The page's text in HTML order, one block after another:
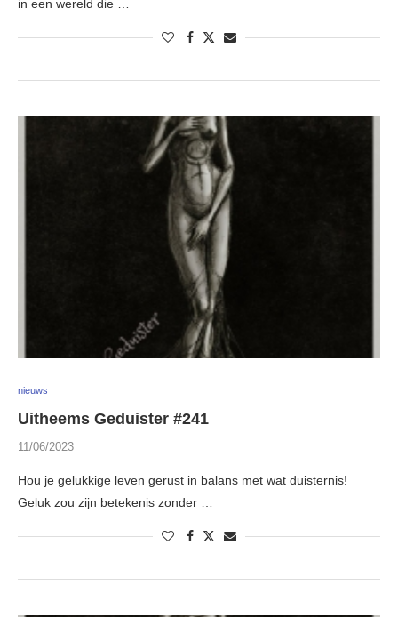
in een wereld die …
nieuws
Uitheems Geduister #241
11/06/2023
Hou je gelukkige leven gerust in balans met wat duisternis!
Geluk zou zijn betekenis zonder …